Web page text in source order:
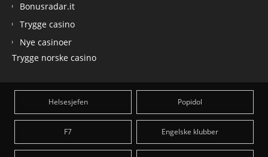
Bonusradar.it
Trygge casino
Nye casinoer
Trygge norske casino
Helsesjefen Popidol
F7 Engelske klubber